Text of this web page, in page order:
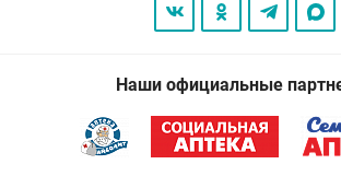
Наши официальные